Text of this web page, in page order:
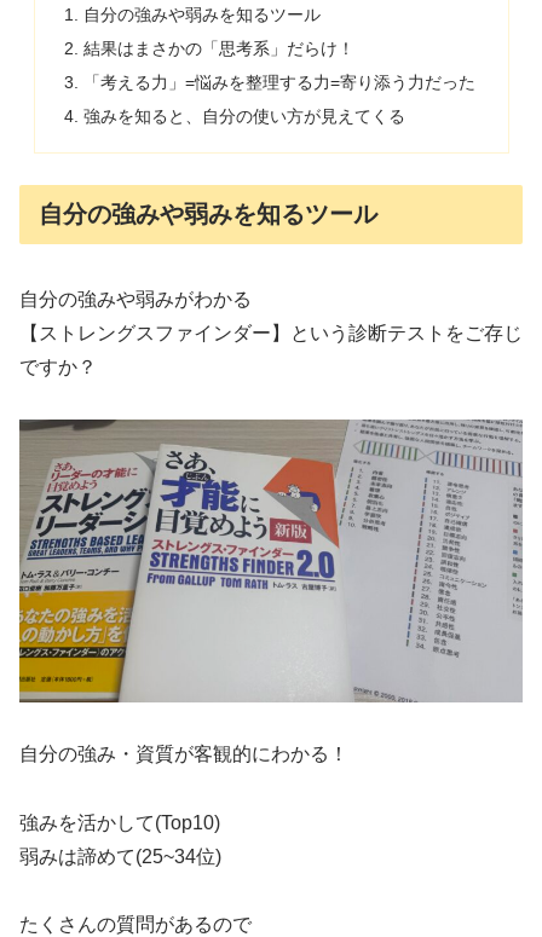
自分の強みや弱みを知るツール
結果はまさかの「思考系」だらけ！
「考える力」=悩みを整理する力=寄り添う力だった
強みを知ると、自分の使い方が見えてくる
自分の強みや弱みを知るツール
自分の強みや弱みがわかる
【ストレングスファインダー】という診断テストをご存じ
ですか？
自分の強み・資質が客観的にわかる！
強みを活かして(Top10)
弱みは諦めて(25~34位)
たくさんの質問があるので